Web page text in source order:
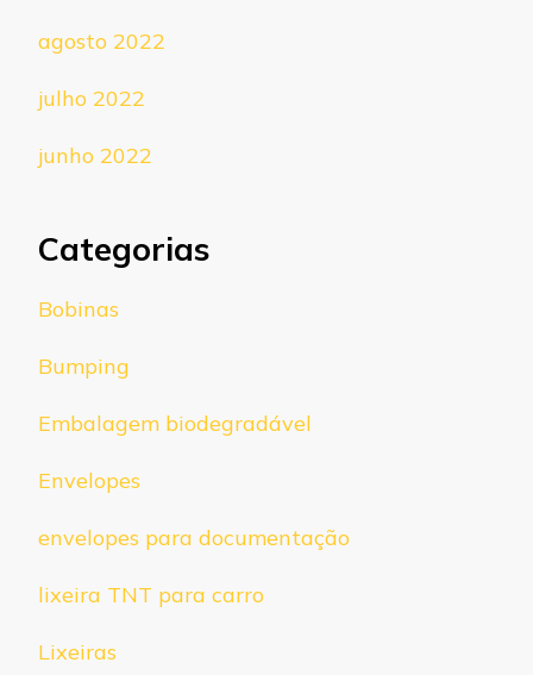
agosto 2022
julho 2022
junho 2022
Categorias
Bobinas
Bumping
Embalagem biodegradável
Envelopes
envelopes para documentação
lixeira TNT para carro
Lixeiras